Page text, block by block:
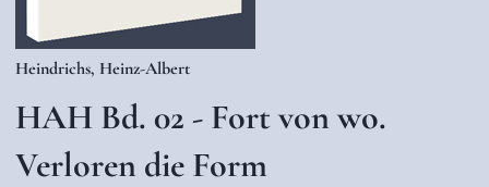
Heindrichs, Heinz-Albert
HAH Bd. 02 - Fort von wo.
Verloren die Form